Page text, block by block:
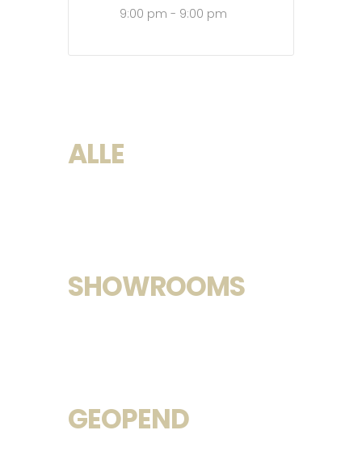
9:00 pm - 9:00 pm
ALLE
SHOWROOMS
GEOPEND